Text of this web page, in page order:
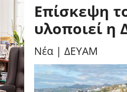
Επίσκεψη
υλοποιεί η
Νέα | ΔΕΥΑΜ